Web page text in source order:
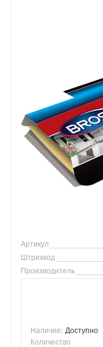
Артикул
Штрихкод
Производитель
Наличие: Доступно
Количество